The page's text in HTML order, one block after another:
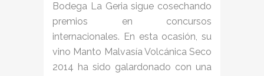
Bodega La Geria sigue cosechando
premios en concursos
internacionales. En esta ocasión, su
vino Manto Malvasía Volcánica Seco
2014 ha sido galardonado con una